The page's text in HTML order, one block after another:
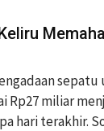
Rp27 miliar
hari terakhir.